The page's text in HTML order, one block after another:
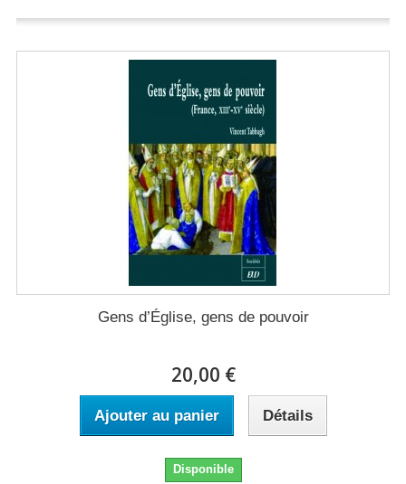
Gens d’Église, gens de pouvoir
20,00 €
Ajouter au panier Détails
Disponible